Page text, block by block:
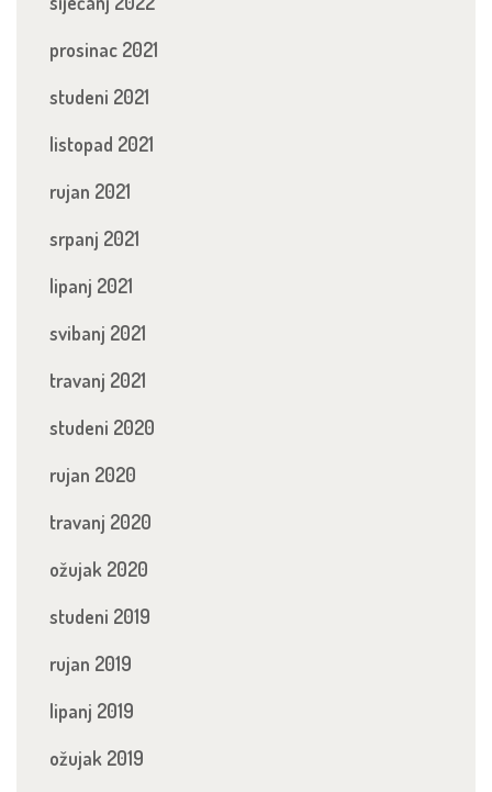
prosinac 2021
studeni 2021
listopad 2021
rujan 2021
srpanj 2021
lipanj 2021
svibanj 2021
travanj 2021
studeni 2020
rujan 2020
travanj 2020
ožujak 2020
studeni 2019
rujan 2019
lipanj 2019
ožujak 2019